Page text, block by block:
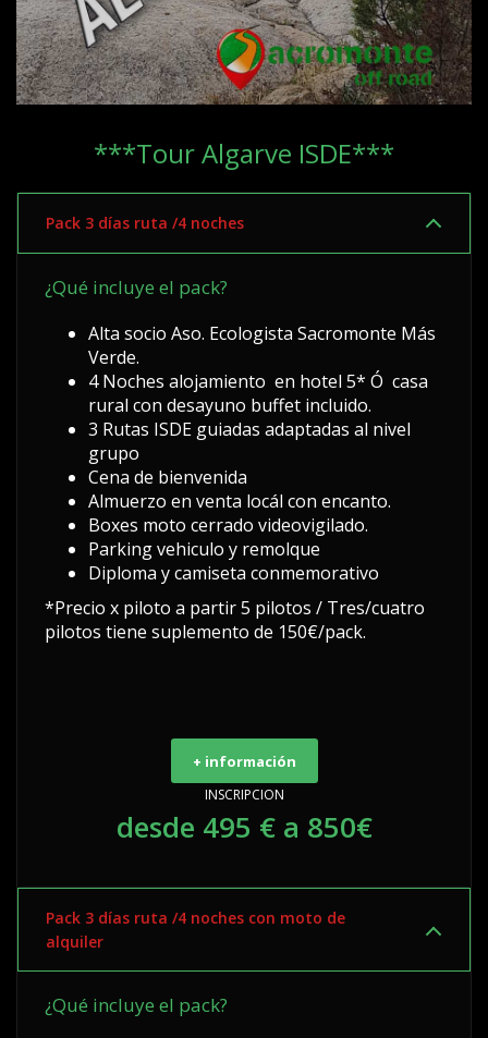
***Tour Algarve ISDE***
Pack 3 días ruta /4 noches
¿Qué incluye el pack?
Alta socio Aso. Ecologista Sacromonte Más
Verde.
4 Noches alojamiento en hotel 5* Ó casa
rural con desayuno buffet incluido.
3 Rutas ISDE guiadas adaptadas al nivel
grupo
Cena de bienvenida
Almuerzo en venta locál con encanto.
Boxes moto cerrado videovigilado.
Parking vehiculo y remolque
Diploma y camiseta conmemorativo
*Precio x piloto a partir 5 pilotos / Tres/cuatro
pilotos tiene suplemento de 150€/pack.
+ información
INSCRIPCION
desde 495 € a 850€
Pack 3 días ruta /4 noches con moto de
alquiler
¿Qué incluye el pack?